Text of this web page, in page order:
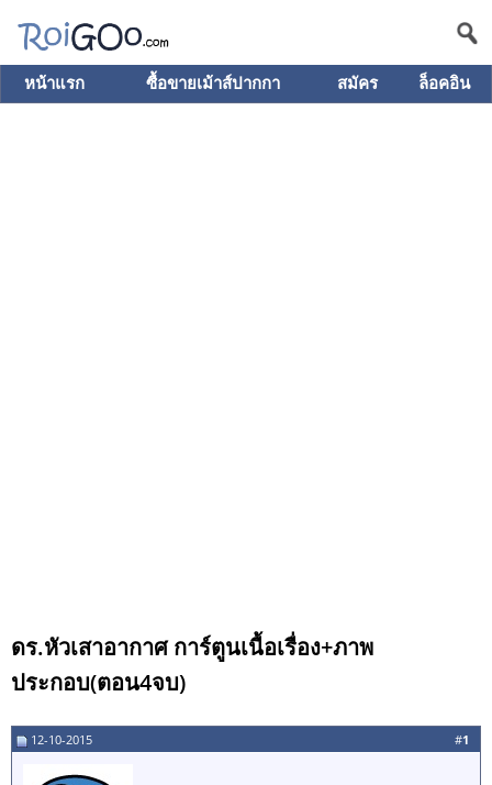
หน้าแรก ซื้อขายเม้าส์ปากกา สมัคร ล็อคอิน
ดร.หัวเสาอากาศ การ์ตูนเนื้อเรื่อง+ภาพ
ประกอบ(ตอน4จบ)
#1
12-10-2015